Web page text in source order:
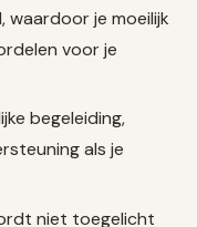
waardoor je moeilijk
voor je
begeleiding,
als je
niet toegelicht